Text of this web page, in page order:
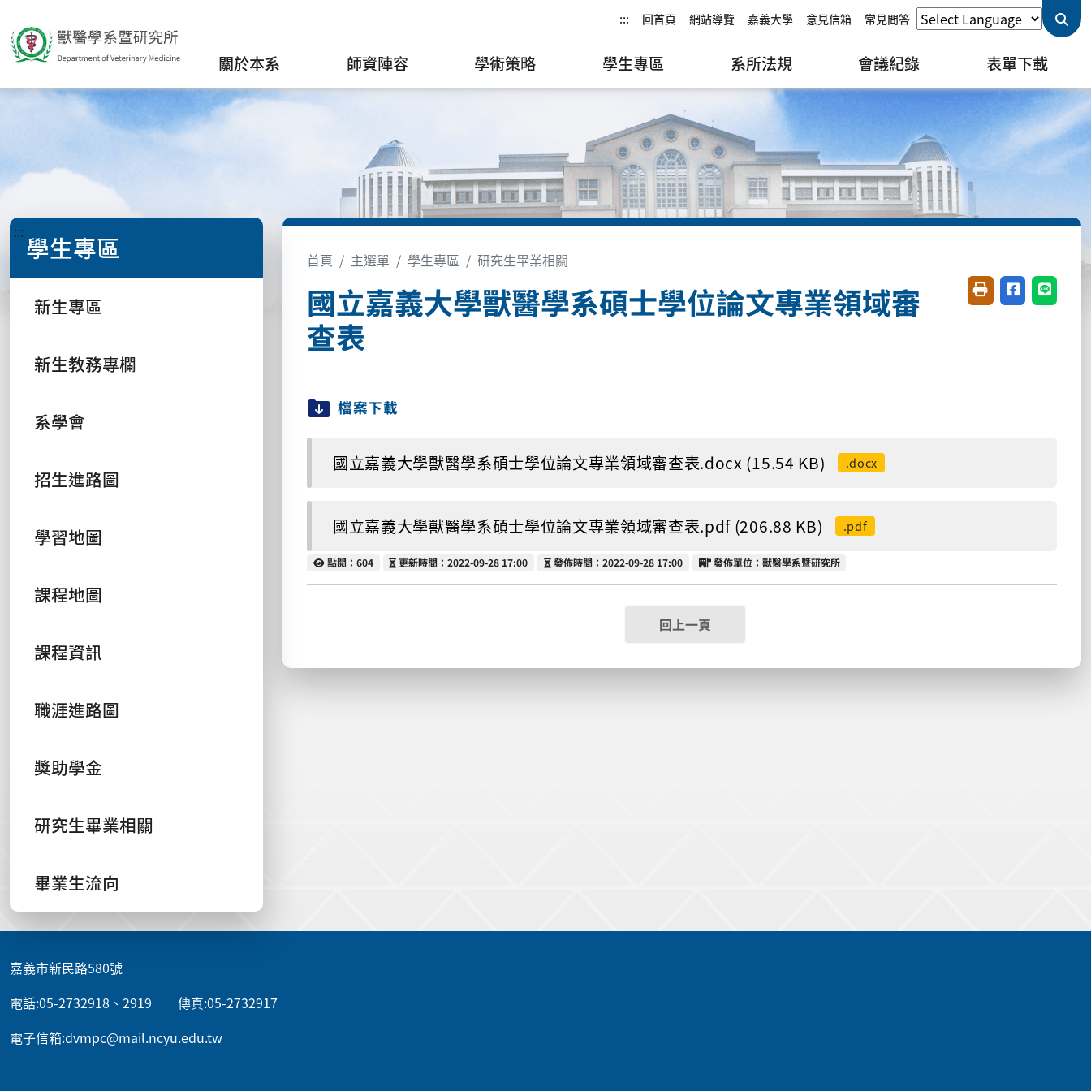
::: 回首頁 網站導覽 嘉義大學 意見信箱 常見問答
關於本系 師資陣容 學術策略 學生專區 系所法規 會議紀錄 表單下載
::: 學生專區
新生專區
新生教務專欄
系學會
招生進路圖
學習地圖
課程地圖
課程資訊
職涯進路圖
獎助學金
研究生畢業相關
畢業生流向
首頁 主選單 學生專區 研究生畢業相關
國立嘉義大學獸醫學系碩士學位論文專業領域審
查表
友善列印(開新視窗)
分享至臉書(
分享至
檔案下載
國立嘉義大學獸醫學系碩士學位論文專業領域審查表.docx (15.54 KB) .docx
國立嘉義大學獸醫學系碩士學位論文專業領域審查表.pdf (206.88 KB) .pdf
點閱
點閱：604 更新時間
更新時間：2022-09-28 17:00 發佈時間
發佈時間：2022-09-28 17:00 發佈單位
發佈單位：獸醫學系暨研究所
回上一頁
嘉義市新民路580號
電話:05-2732918、2919 傳真:05-2732917
電子信箱:dvmpc@mail.ncyu.edu.tw